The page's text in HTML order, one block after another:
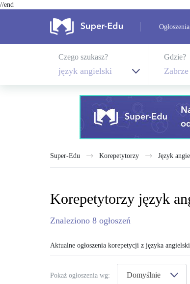
//end
Czego szukasz?
język angielski
Gdzie?
Zabrze
Super-Edu Korepetytorzy język
Korepetytorzy język
Znaleziono 8 ogłoszeń
Aktualne ogłoszenia korepetycji z języka
Pokaż ogłoszenia wg: Domyślnie